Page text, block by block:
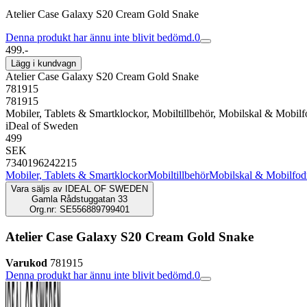
Atelier Case Galaxy S20 Cream Gold Snake
Denna produkt har ännu inte blivit bedömd.0
499.-
Lägg i kundvagn
Atelier Case Galaxy S20 Cream Gold Snake
781915
781915
Mobiler, Tablets & Smartklockor, Mobiltillbehör, Mobilskal &
iDeal of Sweden
499
SEK
7340196242215
Mobiler, Tablets & SmartklockorMobiltillbehörMobilskal &
Vara säljs av
IDEAL OF SWEDEN
Gamla Rådstuggatan 33
Org.nr: SE556889799401
Atelier Case Galaxy S20 Cream Gold Snake
Varukod 781915
Denna produkt har ännu inte blivit bedömd.0